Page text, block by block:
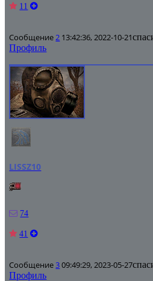
11
Сообщение2 13:42:36, 2022-10-21
Профиль
LISSZ10
74
41
Сообщение309:49:29, 2023-05-27
Профиль